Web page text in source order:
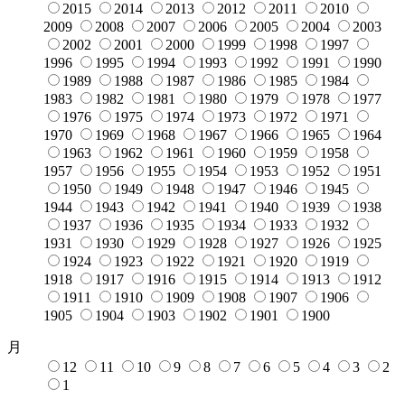
2015
2014 2013 2012 2011
2010
2009
2008 2007 2006 2005 2004
2003
2002
2001 2000 1999 1998
1997
1996
1995 1994 1993 1992 1991
1990
1989
1988 1987 1986 1985
1984
1983
1982 1981 1980 1979 1978
1977
1976
1975 1974 1973 1972
1971
1970
1969 1968 1967 1966 1965
1964
1963
1962 1961 1960 1959
1958
1957
1956 1955 1954 1953 1952
1951
1950
1949 1948 1947 1946
1945
1944
1943 1942 1941 1940 1939
1938
1937
1936 1935 1934 1933
1932
1931
1930 1929 1928 1927 1926
1925
1924
1923 1922 1921 1920
1919
1918
1917 1916 1915 1914 1913
1912
1911
1910 1909 1908 1907
1906
1905
1904 1903 1902 1901 1900
月
12
11 10 9 8 7 6 5 4 3
2
1